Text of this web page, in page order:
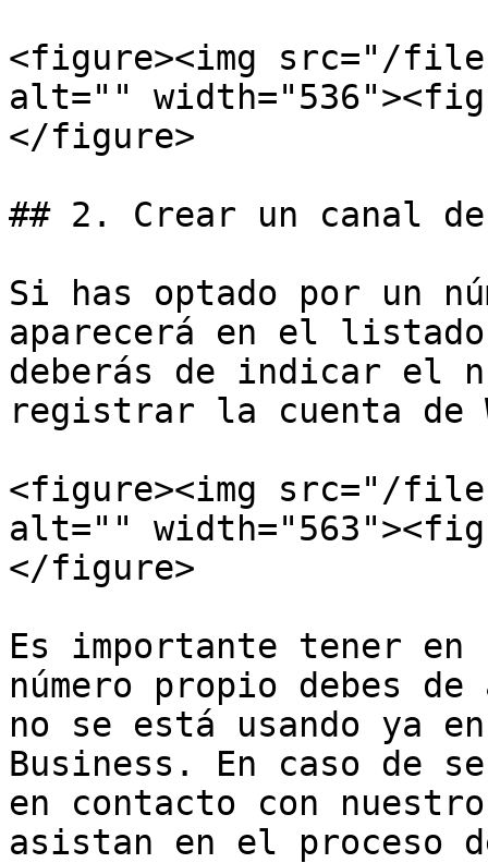
<figure><img src="/files/
alt=""
</figure>
## 2. Crear un canal de
Si has optado por un
aparecerá en el
deberás de indicar el
registrar la cuenta de
<figure><img src="/files/
alt=""
</figure>
Es importante tener
número propio debes
no se está usando ya
Business. En caso de
en contacto con
asistan en el proceso